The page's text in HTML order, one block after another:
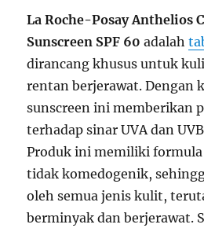
La Roche-Posay Anthelios
Sunscreen SPF 60 adalah
dirancang khusus untuk
rentan berjerawat. Dengan
sunscreen ini memberikan
terhadap sinar UVA dan
Produk ini memiliki
tidak komedogenik,
oleh semua jenis kulit,
berminyak dan berjerawat.